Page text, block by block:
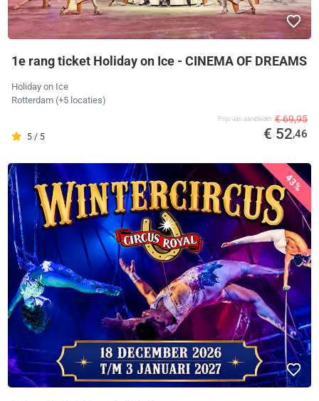
1e rang ticket Holiday on Ice - CINEMA OF DREAMS
Holiday on Ice
Rotterdam (+5 locaties)
5 / 5
Prijs van aanbieder € 69,95
€ 52,46
43%